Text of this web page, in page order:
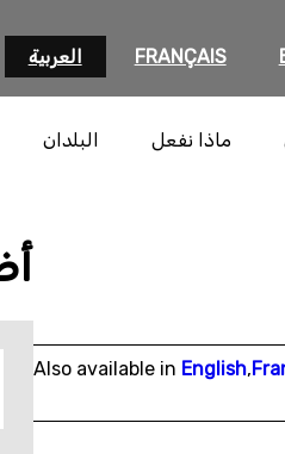
FRANÇAIS العربية
ماذا نفعل البلدان
Also available in English,